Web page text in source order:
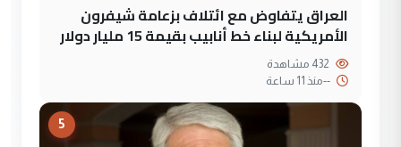
العراق يتفاوض مع ائتلاف بزعامة شيفرون
الأمريكية لبناء خط أنابيب بقيمة 15 مليار دولار
--منذ 11 ساعة
5